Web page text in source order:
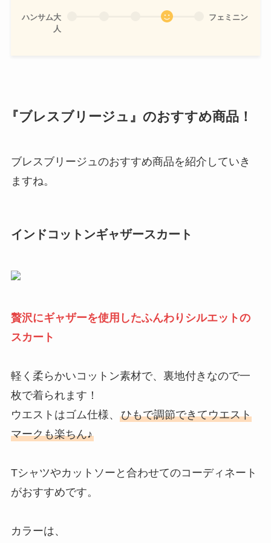
ハンサム大
人
フェミニン
『ブレスブリージュ』のおすすめ商品！
ブレスブリージュのおすすめ商品を紹介していき
ますね。
インドコットンギャザースカート
贅沢にギャザーを使用したふんわりシルエットの
スカート
軽く柔らかいコットン素材で、裏地付きなので一
枚で着られます！
ウエストはゴム仕様、 ひもで調節できてウエスト
マークも楽ちん♪
Tシャツやカットソーと合わせてのコーディネート
がおすすめです。
カラーは、